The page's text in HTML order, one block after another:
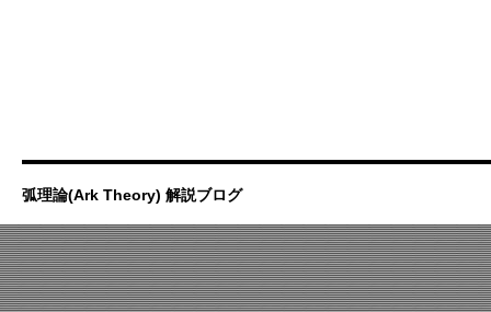
弧理論(Ark Theory) 解説ブログ